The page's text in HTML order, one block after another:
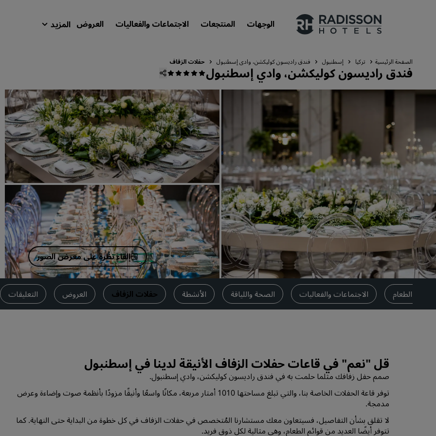
الوجهات المنتجعات الاجتماعات والفعاليات العروض المزيد
علاماتنا التجارية
العلامات التجارية التابعة في الصين
الوجهات
المنتجعات
شقق فندقية مجهزة
فنادق قريبة من المطار
الفنادق الجديدة والمرتقب
الاجتماعات والفعاليات
استكشف برنامج Radisson Meetings
احجز اجتماعًا
اطلب عرض أسعار
وجهات الفعاليات
حلول الصناعة
البحث عن الرحلات
البحث عن الرحلات
تطبيق فنادق راديسون
الصفحة الرئيسية تركيا إسطنبول فندق راديسون كوليكشن، وادي إسطنبول حفلات الزفاف
فندق راديسون كوليكشن، وادي إسطنبول
إلقاء نظرة على معرض الصور
تناول الطعام الاجتماعات والفعاليات الصحة واللياقة الأنشطة حفلات الزفاف العروض التعليقات
قل "نعم" في قاعات حفلات الزفاف الأنيقة لدينا في إسطنبول
صمم حفل زفافك مثلما حلمت به في فندق راديسون كوليكشن، وادي إسطنبول.
توفر قاعة الحفلات الخاصة بنا، والتي تبلغ مساحتها 1010 أمتار مربعة، مكانًا واسعًا وأنيقًا مزودًا بأنظمة صوت وإضاءة وعرض
مدمجة.
لا تقلق بشأن التفاصيل، فسيتعاون معك مستشارنا المُتخصص في حفلات الزفاف في كل خطوة من البداية حتى النهاية. كما
تتوفر أيضًا العديد من قوائم الطعام، وهي مثالية لكل ذوق فريد.